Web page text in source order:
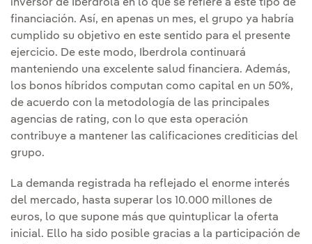
inversor de Iberdrola en lo que se refiere a este tipo de
financiación. Así, en apenas un mes, el grupo ya habría
cumplido su objetivo en este sentido para el presente
ejercicio. De este modo, Iberdrola continuará
manteniendo una excelente salud financiera. Además,
los bonos híbridos computan como capital en un 50%,
de acuerdo con la metodología de las principales
agencias de rating, con lo que esta operación
contribuye a mantener las calificaciones crediticias del
grupo.
La demanda registrada ha reflejado el enorme interés
del mercado, hasta superar los 10.000 millones de
euros, lo que supone más que quintuplicar la oferta
inicial. Ello ha sido posible gracias a la participación de